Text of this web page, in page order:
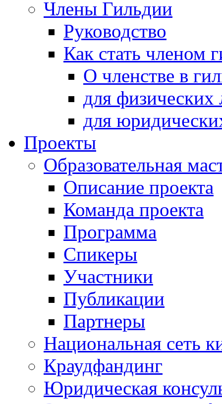
Члены Гильдии
Руководство
Как стать членом
О членстве в
для физических
для
Проекты
Образовательная
Описание проекта
Команда проекта
Программа
Спикеры
Участники
Публикации
Партнеры
Национальная сеть
Краудфандинг
Юридическая